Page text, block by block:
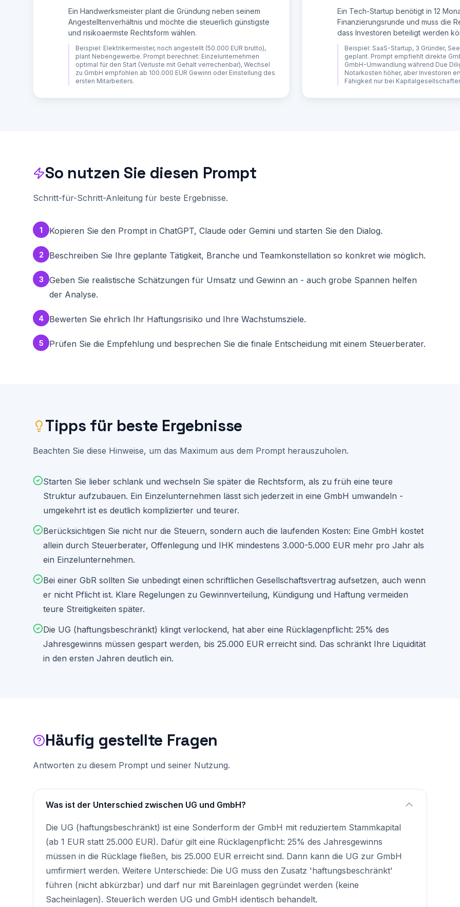
**HAFTUNGSANALYSE:**
- Bewerte das spezifische Haftungsrisiko der genannten Branche
- Erklaere die Konsequenzen unbeschraenkter Haftung konkret (Privatvermoegen, Immobilien, Altersvorsorge)
- Erklaere die Durchgriffshaftung bei Kapitalgesellschaften (wann greift der Schutz NICHT?)
- Empfehlung: Ab welchem Risiko lohnt sich die Haftungsbeschraenkung?
**AUFWANDSVERGLEICH:**
- Laufende Kosten pro Jahr (Buchhaltung, Steuerberater, IHK, Offenlegung)
- Administrativer Aufwand (Stunden pro Monat geschaetzt)
- Pflichten: Jahresabschluss, Gesellschafterversammlungen, Bundesanzeiger
- Konkrete Anleitung für die empfohlene Rechtsform
- Geschaetzte Kosten und Zeitrahmen
Weise darauf hin, dass die steuerliche Berechnung eine Orientierung darstellt und die tatsaechliche Steuerlast
Ein Handwerksmeister plant die Gründung neben seinem
Angestelltenverhältnis und möchte die steuerlich günstigste
und risikoaermste Rechtsform wählen.
Beispiel: Elektrikermeister, noch angestellt (50.000 EUR brutto),
plant Nebengewerbe. Prompt berechnet: Einzelunternehmen
optimal für den Start (Verluste mit Gehalt verrechenbar), Wechsel
zu GmbH empfohlen ab 100.000 EUR Gewinn oder Einstellung des
ersten Mitarbeiters.
Ein Tech-Startup benötigt in 12
Finanzierungsrunde und muss die
dass Investoren beteiligt werden
Beispiel: SaaS-Startup, 3 Gründer,
geplant. Prompt empfiehlt direkte
GmbH-Umwandlung während Due
Notarkosten höher, aber Investoren
Fähigkeit nur bei
So nutzen Sie diesen Prompt
Schritt-für-Schritt-Anleitung für beste Ergebnisse.
1 Kopieren Sie den Prompt in ChatGPT, Claude oder Gemini und starten Sie den Dialog.
2 Beschreiben Sie Ihre geplante Tätigkeit, Branche und Teamkonstellation so konkret wie möglich.
3
Geben Sie realistische Schätzungen für Umsatz und Gewinn an - auch grobe Spannen helfen
der Analyse.
4 Bewerten Sie ehrlich Ihr Haftungsrisiko und Ihre Wachstumsziele.
5 Prüfen Sie die Empfehlung und besprechen Sie die finale Entscheidung mit einem Steuerberater.
Tipps für beste Ergebnisse
Beachten Sie diese Hinweise, um das Maximum aus dem Prompt herauszuholen.
Starten Sie lieber schlank und wechseln Sie später die Rechtsform, als zu früh eine teure
Struktur aufzubauen. Ein Einzelunternehmen lässt sich jederzeit in eine GmbH umwandeln -
umgekehrt ist es deutlich komplizierter und teurer.
Berücksichtigen Sie nicht nur die Steuern, sondern auch die laufenden Kosten: Eine GmbH kostet
allein durch Steuerberater, Offenlegung und IHK mindestens 3.000-5.000 EUR mehr pro Jahr als
ein Einzelunternehmen.
Bei einer GbR sollten Sie unbedingt einen schriftlichen Gesellschaftsvertrag aufsetzen, auch wenn
er nicht Pflicht ist. Klare Regelungen zu Gewinnverteilung, Kündigung und Haftung vermeiden
teure Streitigkeiten später.
Die UG (haftungsbeschränkt) klingt verlockend, hat aber eine Rücklagenpflicht: 25% des
Jahresgewinns müssen gespart werden, bis 25.000 EUR erreicht sind. Das schränkt Ihre Liquidität
in den ersten Jahren deutlich ein.
Häufig gestellte Fragen
Antworten zu diesem Prompt und seiner Nutzung.
Was ist der Unterschied zwischen UG und GmbH?
Die UG (haftungsbeschränkt) ist eine Sonderform der GmbH mit reduziertem Stammkapital
(ab 1 EUR statt 25.000 EUR). Dafür gilt eine Rücklagenpflicht: 25% des Jahresgewinns
müssen in die Rücklage fließen, bis 25.000 EUR erreicht sind. Dann kann die UG zur GmbH
umfirmiert werden. Weitere Unterschiede: Die UG muss den Zusatz 'haftungsbeschränkt'
führen (nicht abkürzbar) und darf nur mit Bareinlagen gegründet werden (keine
Sacheinlagen). Steuerlich werden UG und GmbH identisch behandelt.